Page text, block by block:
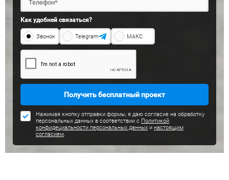
Как удобней связаться?
Звонок Telegram МАКС
Получить бесплатный проект
Нажимая кнопку отправки формы, я даю согласие на обработку
персональных данных в соответствии с Политикой
конфидециальности персональных данных и настоящим
согласием.